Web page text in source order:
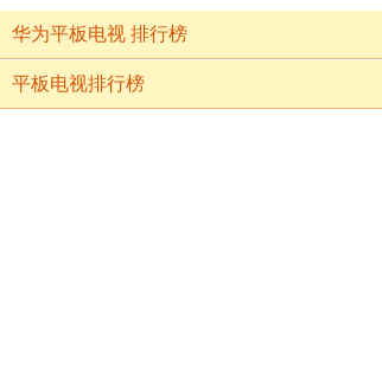
高清AI摄像头智能液晶
护眼电视机 华为智慧屏
Vision三代 75【240Hz】
华为平板电视 排行榜
平板电视排行榜